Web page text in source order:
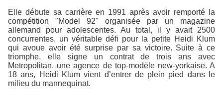
Elle débute sa carrière en 1991 après avoir remporté la
compétition "Model 92" organisée par un magazine
allemand pour adolescentes. Au total, il y avait 2500
concurrentes, un véritable défi pour la petite Heidi Klum
qui avoue avoir été surprise par sa victoire. Suite à ce
triomphe, elle signe un contrat de trois ans avec
Metropolitan, une agence de top-modèle new-yorkaise. A
18 ans, Heidi Klum vient d’entrer de plein pied dans le
milieu du mannequinat.